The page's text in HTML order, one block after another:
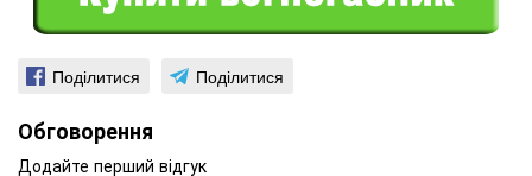
Поділитися Поділитися
Обговорення
Додайте перший відгук